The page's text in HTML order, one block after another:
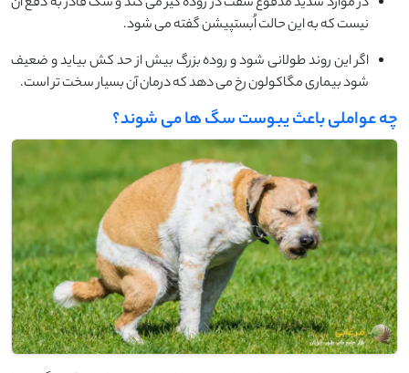
نیست که به این حالت اُبستپیشن گفته می شود.
اگر این روند طولانی شود و روده بزرگ بیش از حد کش بیاید و ضعیف
شود بیماری مگاکولون رخ می دهد که درمان آن بسیار سخت تر است.
چه عواملی باعث یبوست سگ ها می شوند؟